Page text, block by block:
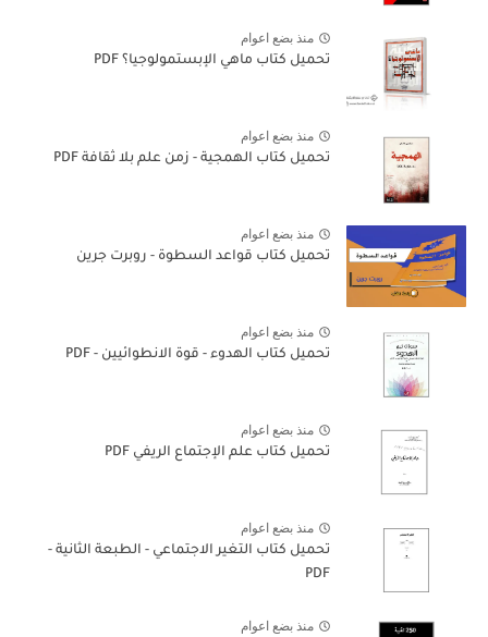
منذ بضع اعوام
تحميل كتاب ماهي الإبستمولوجيا؟ PDF
منذ بضع اعوام
تحميل كتاب الهمجية - زمن علم بلا ثقافة PDF
منذ بضع اعوام
تحميل كتاب قواعد السطوة - روبرت جرين
منذ بضع اعوام
تحميل كتاب الهدوء - قوة الانطوائيين - PDF
منذ بضع اعوام
تحميل كتاب علم الإجتماع الريفي PDF
منذ بضع اعوام
تحميل كتاب التغير الاجتماعي - الطبعة الثانية -
PDF
منذ بضع اعوام